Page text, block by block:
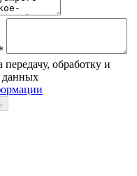
обработку и
данных